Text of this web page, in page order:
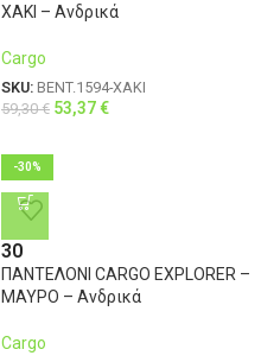
ΧΑΚΙ – Ανδρικά
Cargo
SKU: BENT.1594-ΧΑΚΙ
59,30€ 53,37€
-30%
30
ΠΑΝΤΕΛΟΝΙ CARGO EXPLORER –
ΜΑΥΡΟ – Ανδρικά
Cargo